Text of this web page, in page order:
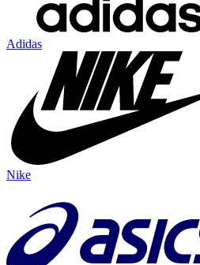
Adidas
Nike